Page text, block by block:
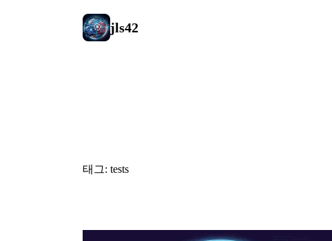
jls42
태그: tests